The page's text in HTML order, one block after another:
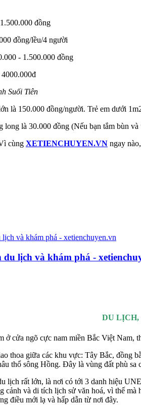
đồng
đồng/lều/4 người
- 1.500.000 đồng
Suối Tiên
là 150.000 đồng/người. Trẻ em dưới
long là 30.000 đồng (Nếu bạn tắm bùn và
cùng XETIENCHUYEN.VN ngay
lịch và khám phá -
DU LỊCH,
ở cửa ngõ cực nam miền Bắc Việt Nam,
thoa giữa các khu vực: Tây Bắc, đồng
thổ sông Hồng. Đây là vùng đất phù
lịch rất lớn, là nơi có tới 3 danh hiệu
cảnh và di tích lịch sử văn hoá, vì thế
điều mới lạ và hấp dẫn từ nơi đây.